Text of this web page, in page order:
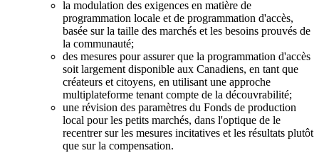
la modulation des exigences en matière de
programmation locale et de programmation d'accès,
basée sur la taille des marchés et les besoins prouvés de
la communauté;
des mesures pour assurer que la programmation d'accès
soit largement disponible aux Canadiens, en tant que
créateurs et citoyens, en utilisant une approche
multiplateforme tenant compte de la découvrabilité;
une révision des paramètres du Fonds de production
local pour les petits marchés, dans l'optique de le
recentrer sur les mesures incitatives et les résultats plutôt
que sur la compensation.